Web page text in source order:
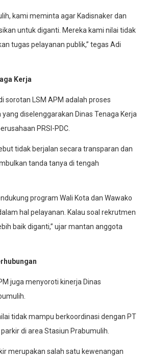
kami meminta agar Kadisnaker dan
untuk diganti. Mereka kami nilai tidak
tugas pelayanan publik,” tegas Adi
Kerja
sorotan LSM APM adalah proses
diselenggarakan Dinas Tenaga Kerja
PRSI-PDC.
tidak berjalan secara transparan dan
tanda tanya di tengah
program Wali Kota dan Wawako
hal pelayanan. Kalau soal rekrutmen
baik diganti,” ujar mantan anggota
juga menyoroti kinerja Dinas
tidak mampu berkoordinasi dengan PT
di area Stasiun Prabumulih.
merupakan salah satu kewenangan